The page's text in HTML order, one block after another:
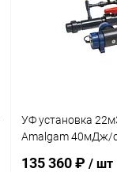
К сравнению
УФ установка
Amalgam 40мДж/
135 360 ₽ / шт